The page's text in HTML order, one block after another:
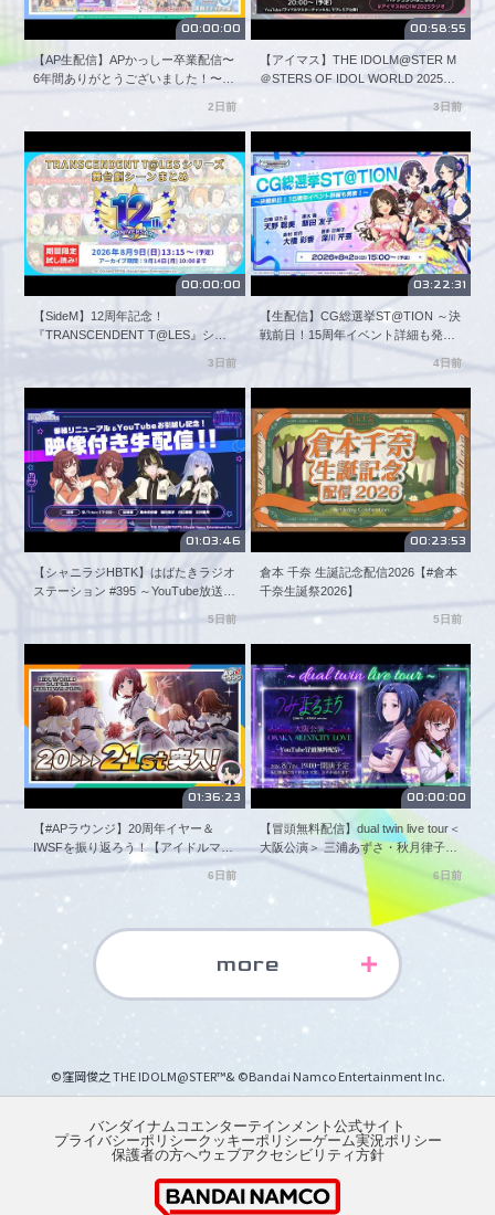
■イベント公式サイト
https://idolmaster-
official.jp/live_events/765pro_tour_dualtwinlive
https://x.com/imas_official
#dualtwinlive_765
#双海亜美_双海真美_twinlive
#ふたごぼし_大阪
◆アイドルマスターチャンネルとは？
「YouTubeでプロデュースがもっと楽しくなる！
すべての「アイドルマスター」プロデューサーさんたちの集
う場所。」を掲げ、
プロデューサーさんたちのプロデュース活動を推進できるよ
うなコンテンツをお届けしていきます！
Ⓟメンバーシップ登録はこちら
https://www.youtube.com/@imas-official/join
✂切り抜きコンテンツポリシーはこちら
https://idolmaster-official.jp/lp/imasch_policy
【アイドルマスターチャンネル公式SNS】
https://twitter.com/imas_ch
【アイドルマスター公式SNS】
https://twitter.com/imas_official
https://idolmaster-official.jp/
【アイドルマスター関連グッズ情報はこちらから！- アソビ
ストア】
https://asobistore.jp/content/title/Idolmaster/index.html?
_ga=2.105249925.789267441.1715745345-
= = = = = = = = = = =
#アイマスch
00:00:00
【AP生配信】APかっしー卒業配信〜
6年間ありがとうございました！〜
2日前
00:58:55
【アイマス】THE IDOLM@STER M
＠STERS OF IDOL WORLD 2025
ルマスター】
3日前
00:00:00
【SideM】12周年記念！
『TRANSCENDENT T@LES』シリ
3日前
03:22:31
【生配信】CG総選挙ST@TION ～決
戦前日！15周年イベント詳細も発
表！～【アイドルマスター】
4日前
01:03:46
【シャニラジHBTK】はばたきラジオ
ステーション #395 ～YouTube放送ス
イドルマスター】
5日前
00:23:53
倉本 千奈 生誕記念配信2026【#倉本
千奈生誕祭2026】
5日前
01:36:23
【#APラウンジ】20周年イヤー＆
IWSFを振り返ろう！【アイドルマス
6日前
00:00:00
【冒頭無料配信】dual twin live tour＜
大阪公演＞ 三浦あずさ・秋月律子
twin live “つみまつよるまち”
［OSAKA SILENTCITY LOVE］【ア
イドルマスター】
6日前
more
©窪岡俊之 THE IDOLM@STER™& ©Bandai Namco Entertainment Inc.
バンダイナムコエンターテインメント公式サイト
プライバシーポリシークッキーポリシーゲーム実況ポリシー
保護者の方へウェブアクセシビリティ方針